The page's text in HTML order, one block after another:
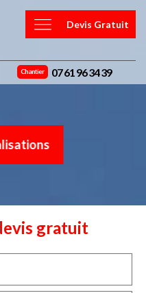
Devis Gratuit
Chantier 07 61 96 34 39
gratuit